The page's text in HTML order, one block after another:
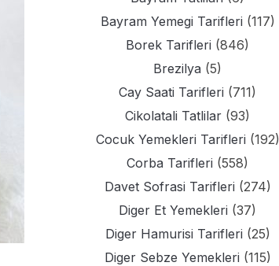
Bayram Yemegi Tarifleri (117)
Borek Tarifleri (846)
Brezilya (5)
Cay Saati Tarifleri (711)
Cikolatali Tatlilar (93)
Cocuk Yemekleri Tarifleri (192)
Corba Tarifleri (558)
Davet Sofrasi Tarifleri (274)
Diger Et Yemekleri (37)
Diger Hamurisi Tarifleri (25)
Diger Sebze Yemekleri (115)